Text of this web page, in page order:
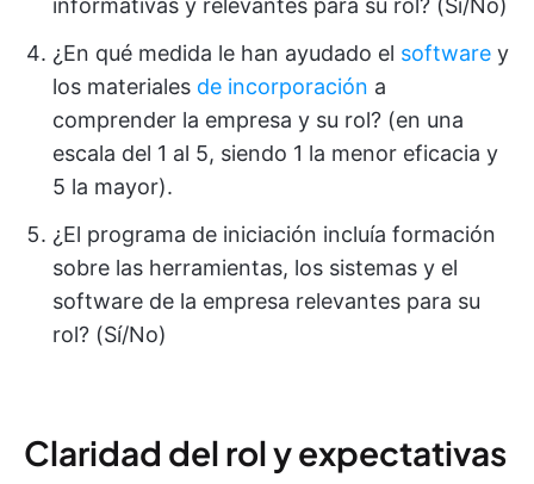
informativas y relevantes para su rol? (Sí/No)
¿En qué medida le han ayudado el software y
los materiales de incorporación a
comprender la empresa y su rol? (en una
escala del 1 al 5, siendo 1 la menor eficacia y
5 la mayor).
¿El programa de iniciación incluía formación
sobre las herramientas, los sistemas y el
software de la empresa relevantes para su
rol? (Sí/No)
Claridad del rol y expectativas